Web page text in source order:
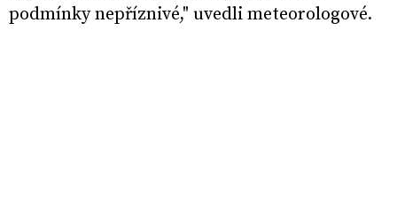
podmínky nepříznivé," uvedli meteorologové.